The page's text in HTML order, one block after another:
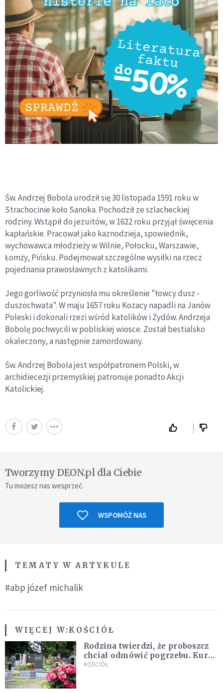
Św. Andrzej Bobola urodził się 30 listopada 1591 roku w
Strachocinie koło Sanoka. Pochodził ze szlacheckiej
rodziny. Wstąpił do jezuitów, w 1622 roku przyjął święcenia
kapłańskie. Pracował jako kaznodzieja, spowiednik,
wychowawca młodzieży w Wilnie, Połocku, Warszawie,
Łomży, Pińsku. Podejmował szczególne wysiłki na rzecz
pojednania prawosławnych z katolikami.
Jego gorliwość przyniosła mu określenie "łowcy dusz -
duszochwata". W maju 1657 roku Kozacy napadli na Janów
Poleski i dokonali rzezi wśród katolików i Żydów. Andrzeja
Bobolę pochwycili w pobliskiej wiosce. Został bestialsko
okaleczony, a następnie zamordowany.
Św. Andrzej Bobola jest współpatronem Polski, w
archidiecezji przemyskiej patronuje ponadto Akcji
Katolickiej.
Tworzymy DEON.pl dla Ciebie
Tu możesz nas wesprzeć.
WSPOMÓŻ NAS
TEMATY W ARTYKULE
#abp józef michalik
WIĘCEJ W:KOŚCIÓŁ
Rodzina twierdzi, że proboszcz
chciał odmówić pogrzebu. Kuria
zapowiada wyjaśnienia
KOŚCIÓŁ